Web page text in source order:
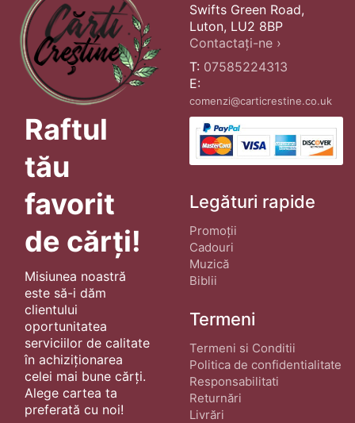
Raftul
tău
favorit
de cărți!
Misiunea noastră
este să-i dăm
clientului
oportunitatea
serviciilor de calitate
în achiziționarea
celei mai bune cărți.
Alege cartea ta
preferată cu noi!
Swifts Green Road,
Luton, LU2 8BP
Contactați-ne ›
T: 07585224313
E:
comenzi@carticrestine.co.uk
Legături rapide
Promoții
Cadouri
Muzică
Biblii
Termeni
Termeni si Conditii
Politica de confidentialitate
Responsabilitati
Returnări
Livrări